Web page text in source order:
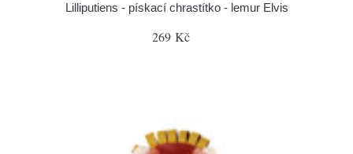
Lilliputiens - pískací chrastítko - lemur Elvis
269 Kč